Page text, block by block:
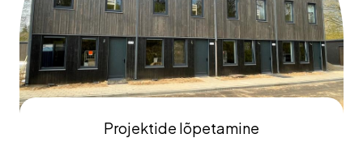
Projektide lõpetamine